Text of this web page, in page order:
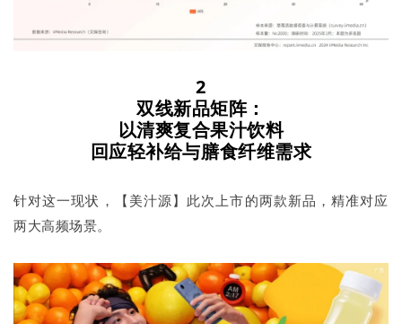
2
双线新品矩阵：
以清爽复合果汁饮料
回应轻补给与膳食纤维需求
针对这一现状，【美汁源】此次上市的两款新品，精准对应
两大高频场景。